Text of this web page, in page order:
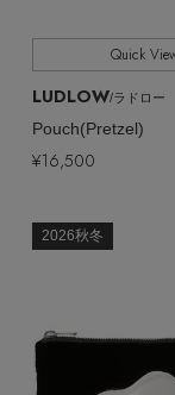
ベーシックと
Quick
LUDLOW/ラドロー
Pouch(Pretzel)
¥16,500
2026秋冬